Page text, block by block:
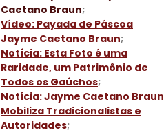
Caetano Braun;
Vídeo: Payada de Páscoa
Jayme Caetano Braun;
Notícia: Esta Foto é uma
Raridade, um Patrimônio de
Todos os Gaúchos;
Notícia: Jayme Caetano Braun
Mobiliza Tradicionalistas e
Autoridades;